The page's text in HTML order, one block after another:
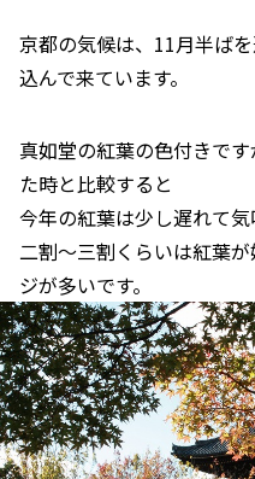
京都の気候は、11月半ば
込んで来ています。
真如堂の紅葉の色付きで
た時と比較すると
今年の紅葉は少し遅れて気
二割～三割くらいは紅葉
ジが多いです。